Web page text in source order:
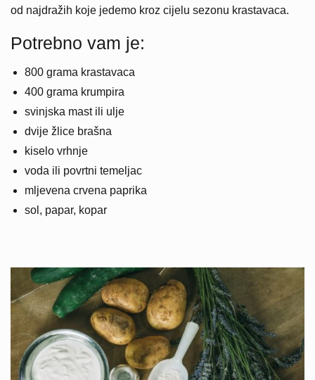
od najdražih koje jedemo kroz cijelu sezonu krastavaca.
Potrebno vam je:
800 grama krastavaca
400 grama krumpira
svinjska mast ili ulje
dvije žlice brašna
kiselo vrhnje
voda ili povrtni temeljac
mljevena crvena paprika
sol, papar, kopar